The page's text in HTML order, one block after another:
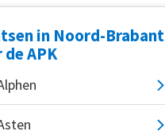
in Noord-Brabant
APK